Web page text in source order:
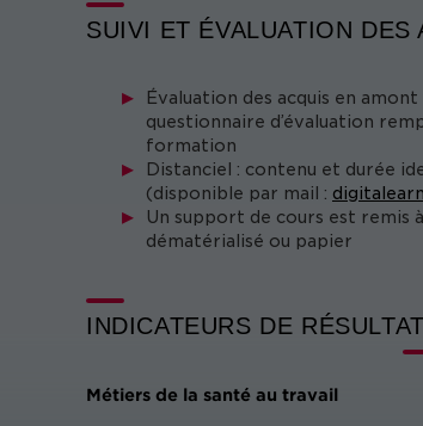
SUIVI ET ÉVALUATION DES
Évaluation des acquis en
questionnaire d’évaluation
formation
Distanciel : contenu et durée
(disponible par mail :
Un support de cours est remis
dématérialisé ou papier
INDICATEURS DE
Métiers de la santé au travail